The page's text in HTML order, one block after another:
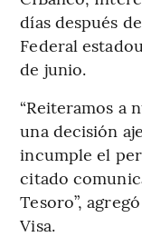
días después
Federal
de junio.
“Reiteramos a
una decisión
incumple el
citado
Tesoro”,
Visa.